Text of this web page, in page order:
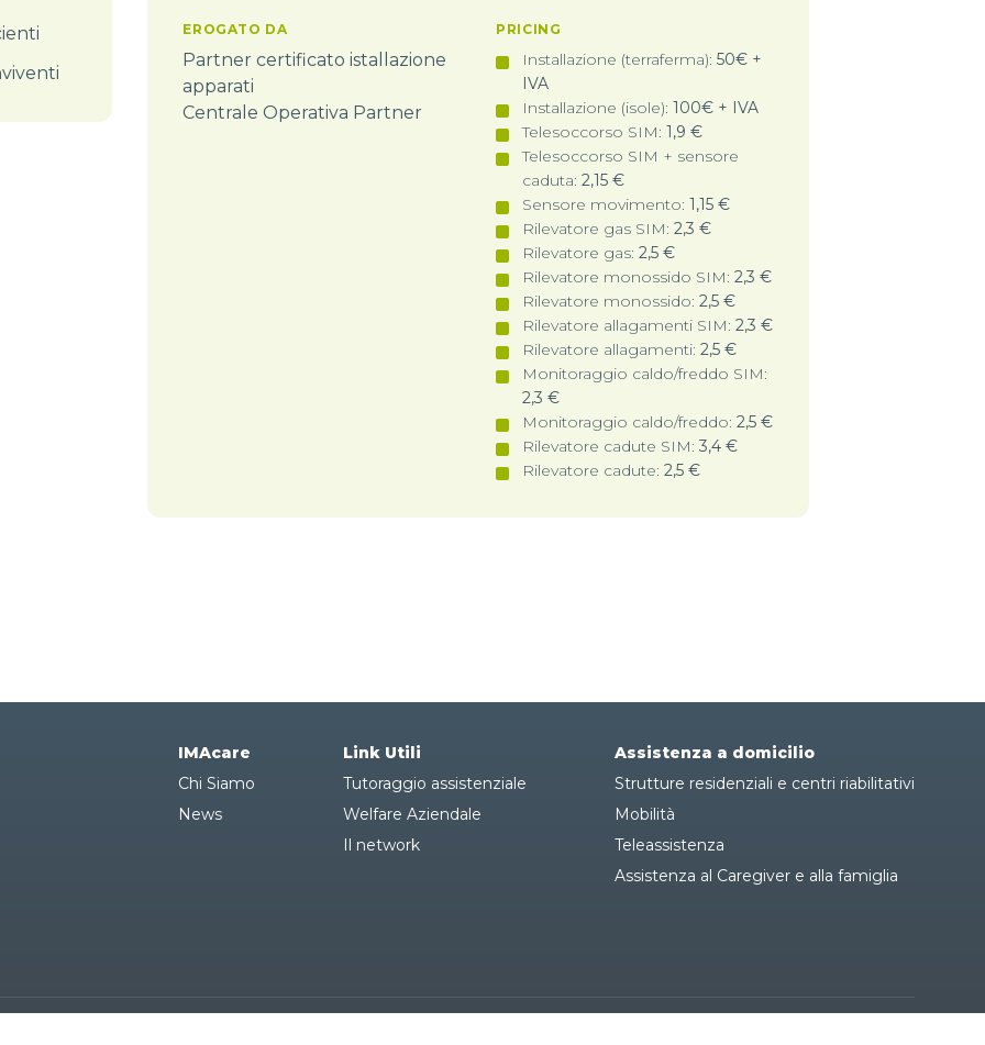
EROGATO DA
Partner certificato istallazione
apparati
Centrale Operativa Partner
PRICING
Installazione (terraferma):50€ +
IVA
Installazione (isole):100€ + IVA
Telesoccorso SIM:1,9 €
Telesoccorso SIM + sensore
caduta:2,15 €
Sensore movimento:1,15 €
Rilevatore gas SIM:2,3 €
Rilevatore gas:2,5 €
Rilevatore monossido SIM:2,3 €
Rilevatore monossido:2,5 €
Rilevatore allagamenti SIM:2,3 €
Rilevatore allagamenti:2,5 €
Monitoraggio caldo/freddo SIM:
2,3 €
Monitoraggio caldo/freddo:2,5 €
Rilevatore cadute SIM:3,4 €
Rilevatore cadute:2,5 €
IMAcare
Chi Siamo
News
Link Utili
Tutoraggio assistenziale
Welfare Aziendale
Il network
Assistenza a domicilio
Strutture residenziali e centri riabilitativi
Mobilità
Teleassistenza
Assistenza al Caregiver e alla famiglia